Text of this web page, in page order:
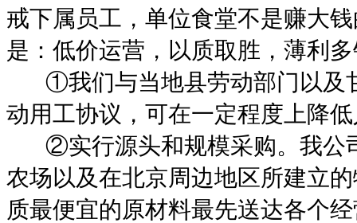
戒下属员工，单位食堂不是赚大
是：低价运营，以质取胜，薄利
①我们与当地县劳动部门以
动用工协议，可在一定程度上降
②实行源头和规模采购。我
农场以及在北京周边地区所建立
质最便宜的原材料最先送达各个